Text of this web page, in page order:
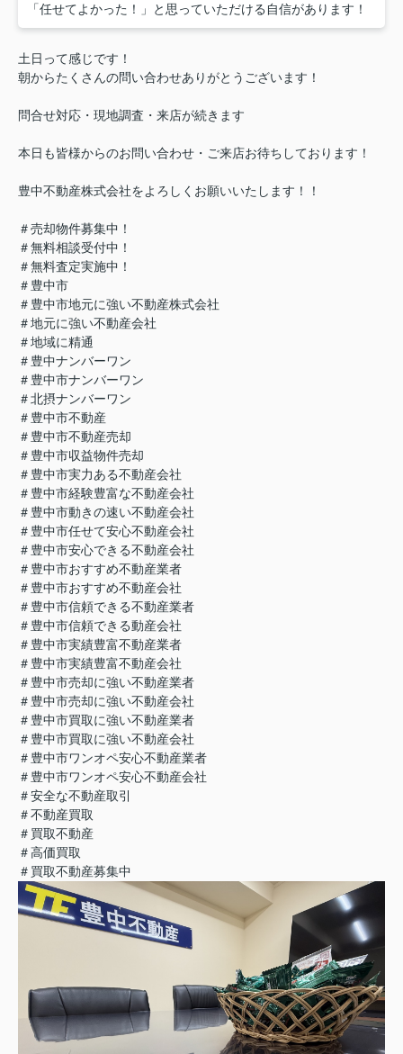
「任せてよかった！」と思っていただける自信があります！
土日って感じです！
朝からたくさんの問い合わせありがとうございます！
問合せ対応・現地調査・来店が続きます
本日も皆様からのお問い合わせ・ご来店お待ちしております！
豊中不動産株式会社をよろしくお願いいたします！！
＃売却物件募集中！
＃無料相談受付中！
＃無料査定実施中！
＃豊中市
＃豊中市地元に強い不動産株式会社
＃地元に強い不動産会社
＃地域に精通
＃豊中ナンバーワン
＃豊中市ナンバーワン
＃北摂ナンバーワン
＃豊中市不動産
＃豊中市不動産売却
＃豊中市収益物件売却
＃豊中市実力ある不動産会社
＃豊中市経験豊富な不動産会社
＃豊中市動きの速い不動産会社
＃豊中市任せて安心不動産会社
＃豊中市安心できる不動産会社
＃豊中市おすすめ不動産業者
＃豊中市おすすめ不動産会社
＃豊中市信頼できる不動産業者
＃豊中市信頼できる動産会社
＃豊中市実績豊富不動産業者
＃豊中市実績豊富不動産会社
＃豊中市売却に強い不動産業者
＃豊中市売却に強い不動産会社
＃豊中市買取に強い不動産業者
＃豊中市買取に強い不動産会社
＃豊中市ワンオペ安心不動産業者
＃豊中市ワンオペ安心不動産会社
＃安全な不動産取引
＃不動産買取
＃買取不動産
＃高価買取
＃買取不動産募集中